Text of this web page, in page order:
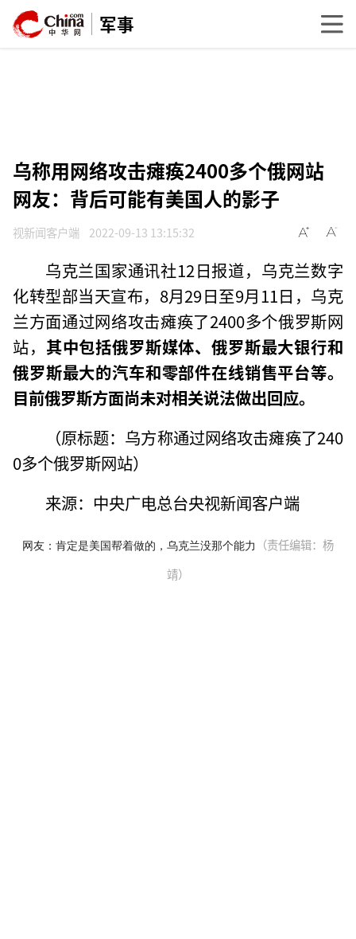
军事
乌称用网络攻击瘫痪2400多个俄网站
网友：背后可能有美国人的影子
视新闻客户端 2022-09-13 13:15:32
乌克兰国家通讯社12日报道，乌克兰数字
化转型部当天宣布，8月29日至9月11日，乌克
兰方面通过网络攻击瘫痪了2400多个俄罗斯网
站， 其中包括俄罗斯媒体、俄罗斯最大银行和
俄罗斯最大的汽车和零部件在线销售平台等。
目前俄罗斯方面尚未对相关说法做出回应。
（原标题：乌方称通过网络攻击瘫痪了240
0多个俄罗斯网站）
来源：中央广电总台央视新闻客户端
网友：肯定是美国帮着做的，乌克兰没那个能力
（责任编辑：杨
靖）